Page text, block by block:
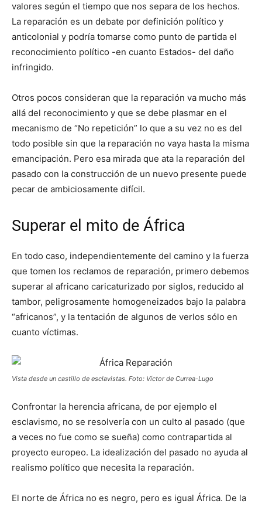
valores según el tiempo que nos separa de los hechos.
La reparación es un debate por definición político y
anticolonial y podría tomarse como punto de partida el
reconocimiento político -en cuanto Estados- del daño
infringido.
Otros pocos consideran que la reparación va mucho más
allá del reconocimiento y que se debe plasmar en el
mecanismo de “No repetición” lo que a su vez no es del
todo posible sin que la reparación no vaya hasta la misma
emancipación. Pero esa mirada que ata la reparación del
pasado con la construcción de un nuevo presente puede
pecar de ambiciosamente difícil.
Superar el mito de África
En todo caso, independientemente del camino y la fuerza
que tomen los reclamos de reparación, primero debemos
superar al africano caricaturizado por siglos, reducido al
tambor, peligrosamente homogeneizados bajo la palabra
“africanos”, y la tentación de algunos de verlos sólo en
cuanto víctimas.
Vista desde un castillo de esclavistas. Foto: Víctor de Currea-Lugo
Confrontar la herencia africana, de por ejemplo el
esclavismo, no se resolvería con un culto al pasado (que
a veces no fue como se sueña) como contrapartida al
proyecto europeo. La idealización del pasado no ayuda al
realismo político que necesita la reparación.
El norte de África no es negro, pero es igual África. De la